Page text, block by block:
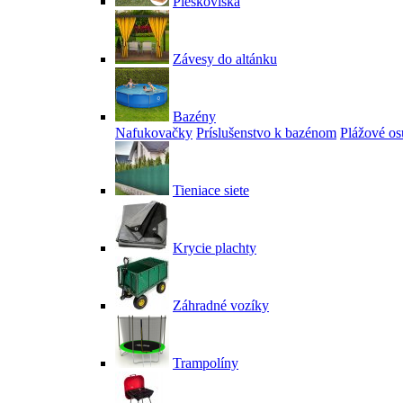
Závesy do altánku
Bazény
Nafukovačky Príslušenstvo k bazénom Plážové
Tieniace siete
Krycie plachty
Záhradné vozíky
Trampolíny